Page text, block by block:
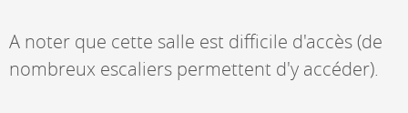
A noter que cette salle est difficile d'accès (de
nombreux escaliers permettent d'y accéder).